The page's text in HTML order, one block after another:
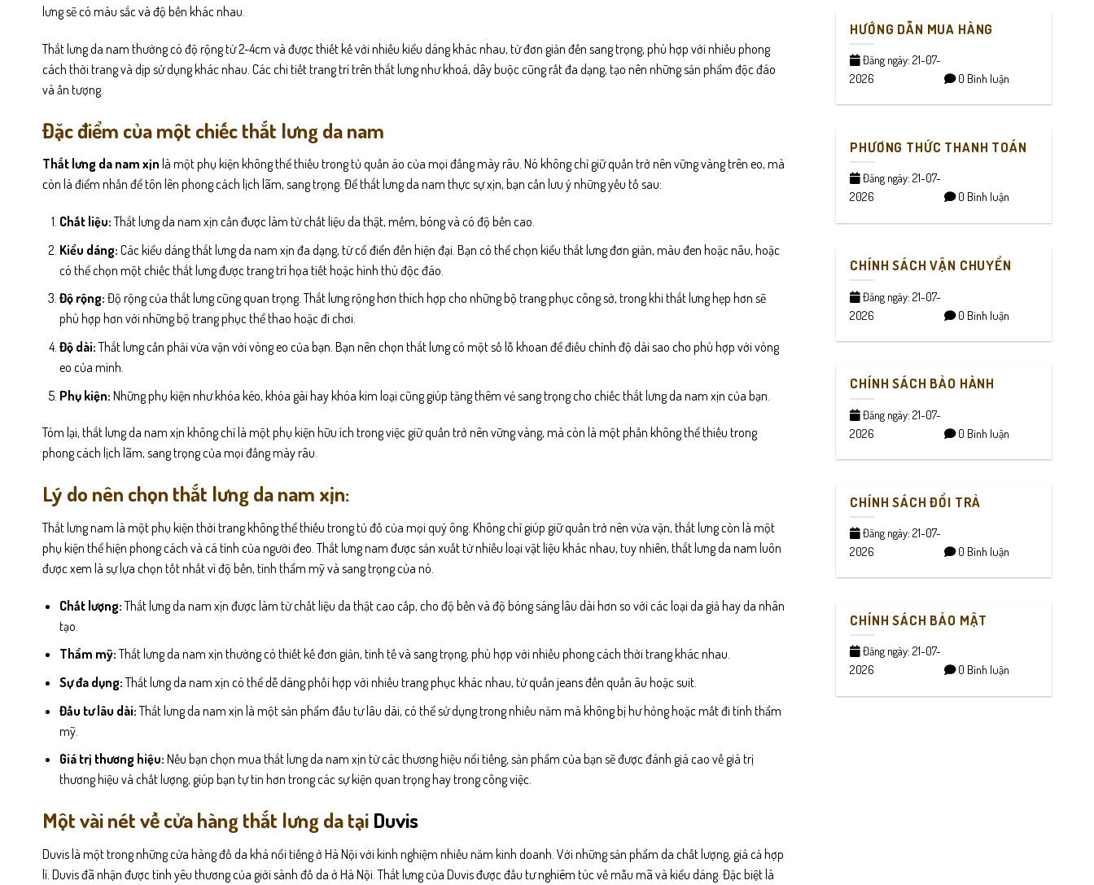
lưng sẽ có màu sắc và độ bền khác nhau.
Thắt lưng da nam thường có độ rộng từ 2-4cm và được thiết kế với nhiều kiểu dáng khác nhau, từ đơn giản đến sang trọng, phù hợp với nhiều phong
cách thời trang và dịp sử dụng khác nhau. Các chi tiết trang trí trên thắt lưng như khoá, dây buộc cũng rất đa dạng, tạo nên những sản phẩm độc đáo
và ấn tượng.
Đặc điểm của một chiếc thắt lưng da nam
Thắt lưng da nam xịn là một phụ kiện không thể thiếu trong tủ quần áo của mọi đấng mày râu. Nó không chỉ giữ quần trở nên vững vàng trên eo, mà
còn là điểm nhấn để tôn lên phong cách lịch lãm, sang trọng. Để thắt lưng da nam thực sự xịn, bạn cần lưu ý những yếu tố sau:
Chất liệu:Thắt lưng da nam xịn cần được làm từ chất liệu da thật, mềm, bóng và có độ bền cao.
Kiểu dáng: Các kiểu dáng thắt lưng da nam xịn đa dạng, từ cổ điển đến hiện đại. Bạn có thể chọn kiểu thắt lưng đơn giản, màu đen hoặc nâu, hoặc
có thể chọn một chiếc thắt lưng được trang trí họa tiết hoặc hình thù độc đáo.
Độ rộng: Độ rộng của thắt lưng cũng quan trọng. Thắt lưng rộng hơn thích hợp cho những bộ trang phục công sở, trong khi thắt lưng hẹp hơn sẽ
phù hợp hơn với những bộ trang phục thể thao hoặc đi chơi.
Độ dài:Thắt lưng cần phải vừa vặn với vòng eo của bạn. Bạn nên chọn thắt lưng có một số lỗ khoan để điều chỉnh độ dài sao cho phù hợp với vòng
eo của mình.
Phụ kiện: Những phụ kiện như khóa kéo, khóa gài hay khóa kim loại cũng giúp tăng thêm vẻ sang trọng cho chiếc thắt lưng da nam xịn của bạn.
Tóm lại, thắt lưng da nam xịn không chỉ là một phụ kiện hữu ích trong việc giữ quần trở nên vững vàng, mà còn là một phần không thể thiếu trong
phong cách lịch lãm, sang trọng của mọi đấng mày râu.
Lý do nên chọn thắt lưng da nam xịn:
Thắt lưng nam là một phụ kiện thời trang không thể thiếu trong tủ đồ của mọi quý ông. Không chỉ giúp giữ quần trở nên vừa vặn, thắt lưng còn là một
phụ kiện thể hiện phong cách và cá tính của người đeo. Thắt lưng nam được sản xuất từ nhiều loại vật liệu khác nhau, tuy nhiên, thắt lưng da nam luôn
được xem là sự lựa chọn tốt nhất vì độ bền, tính thẩm mỹ và sang trọng của nó.
Chất lượng:Thắt lưng da nam xịn được làm từ chất liệu da thật cao cấp, cho độ bền và độ bóng sáng lâu dài hơn so với các loại da giả hay da nhân
tạo.
Thẩm mỹ:Thắt lưng da nam xịn thường có thiết kế đơn giản, tinh tế và sang trọng, phù hợp với nhiều phong cách thời trang khác nhau.
Sự đa dụng:Thắt lưng da nam xịn có thể dễ dàng phối hợp với nhiều trang phục khác nhau, từ quần jeans đến quần âu hoặc suit.
Đầu tư lâu dài:Thắt lưng da nam xịn là một sản phẩm đầu tư lâu dài, có thể sử dụng trong nhiều năm mà không bị hư hỏng hoặc mất đi tính thẩm
mỹ.
Giá trị thương hiệu: Nếu bạn chọn mua thắt lưng da nam xịn từ các thương hiệu nổi tiếng, sản phẩm của bạn sẽ được đánh giá cao về giá trị
thương hiệu và chất lượng, giúp bạn tự tin hơn trong các sự kiện quan trọng hay trong công việc.
Một vài nét về cửa hàng thắt lưng da tại Duvis
Duvis là một trong những cửa hàng đồ da khá nổi tiếng ở Hà Nội với kinh nghiệm nhiều năm kinh doanh. Với những sản phẩm da chất lượng, giá cả hợp
lí. Duvis đã nhận được tình yêu thương của giới sành đồ da ở Hà Nội. Thắt lưng của Duvis được đầu tư nghiêm túc về mẫu mã và kiểu dáng. Đặc biệt là
HƯỚNG DẪN MUA HÀNG
Đăng ngày: 21-07-
2026
0 Bình luận
PHƯƠNG THỨC THANH TOÁN
Đăng ngày: 21-07-
2026
0 Bình luận
CHÍNH SÁCH VẬN CHUYỂN
Đăng ngày: 21-07-
2026
0 Bình luận
CHÍNH SÁCH BẢO HÀNH
Đăng ngày: 21-07-
2026
0 Bình luận
CHÍNH SÁCH ĐỔI TRẢ
Đăng ngày: 21-07-
2026
0 Bình luận
CHÍNH SÁCH BẢO MẬT
Đăng ngày: 21-07-
2026
0 Bình luận